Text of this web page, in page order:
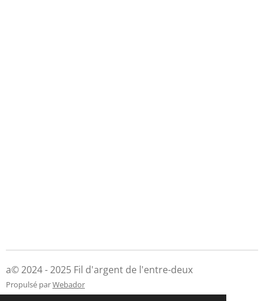
a© 2024 - 2025 Fil d'argent de l'entre-deux
Propulsé parWebador